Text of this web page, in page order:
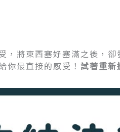
，將東西塞好塞滿之後，
你最直接的感受！ 試著重新